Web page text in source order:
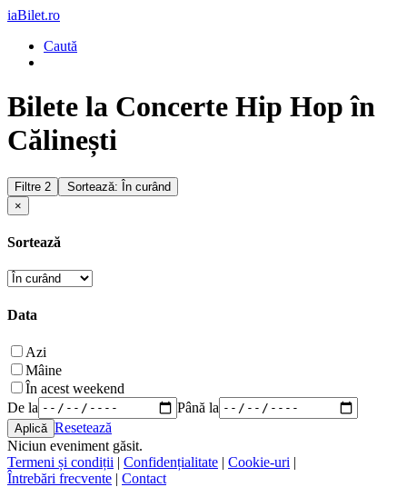
iaBilet.ro
Caută
Bilete la Concerte Hip Hop în
Călinești
Filtre 2
Sortează: În curând
×
Sortează
Data
Azi
Mâine
În acest weekend
De la
Până la
Resetează
Niciun eveniment găsit.
Termeni și condiții | Confidențialitate | Cookie-uri |
Întrebări frecvente | Contact